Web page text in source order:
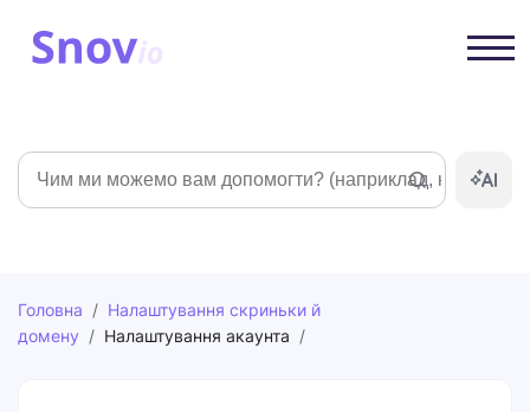
Пошук
Головна / Налаштування скриньки й
домену / Налаштування акаунта /